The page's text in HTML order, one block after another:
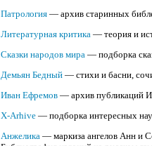
Патрология — архив старинных
Литературная критика — теория и
Сказки народов мира — подборка
Демьян Бедный — стихи и басни,
Иван Ефремов — архив публикаций
X-Arhive — подборка интересных
Анжелика — маркиза ангелов Анн и